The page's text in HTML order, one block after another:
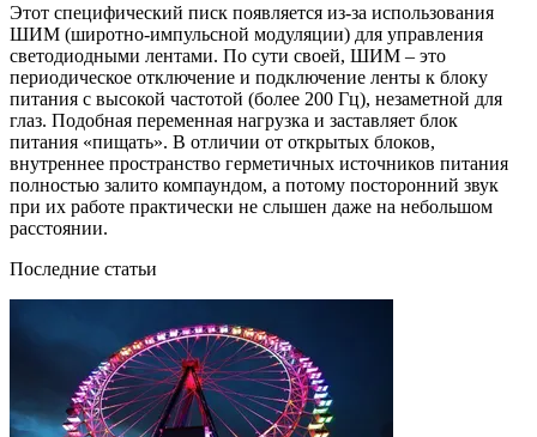
Этот специфический писк появляется из-за использования
ШИМ (широтно-импульсной модуляции) для управления
светодиодными лентами. По сути своей, ШИМ – это
периодическое отключение и подключение ленты к блоку
питания с высокой частотой (более 200 Гц), незаметной для
глаз. Подобная переменная нагрузка и заставляет блок
питания «пищать». В отличии от открытых блоков,
внутреннее пространство герметичных источников питания
полностью залито компаундом, а потому посторонний звук
при их работе практически не слышен даже на небольшом
расстоянии.
Последние статьи